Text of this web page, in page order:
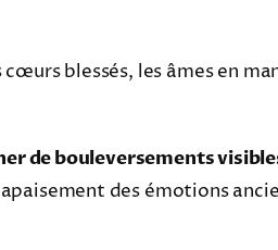
blessés, les âmes en
de bouleversements
des émotions